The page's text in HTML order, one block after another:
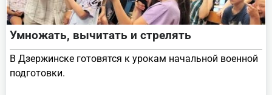
Умножать, вычитать и стрелять
В Дзержинске готовятся к урокам начальной военной
подготовки.